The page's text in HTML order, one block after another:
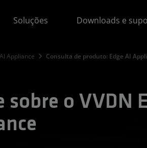
Soluções Downloads e
Appliance Consulta de produto: Edge AI
sobre o VVDN